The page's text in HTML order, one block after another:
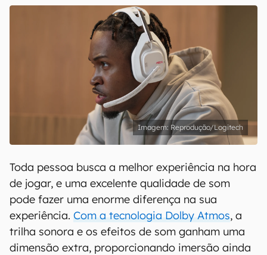
Reprodução/Logitech
Toda pessoa busca a melhor experiência na hora
de jogar, e uma excelente qualidade de som
pode fazer uma enorme diferença na sua
experiência. Com a tecnologia Dolby Atmos, a
trilha sonora e os efeitos de som ganham uma
dimensão extra, proporcionando imersão ainda